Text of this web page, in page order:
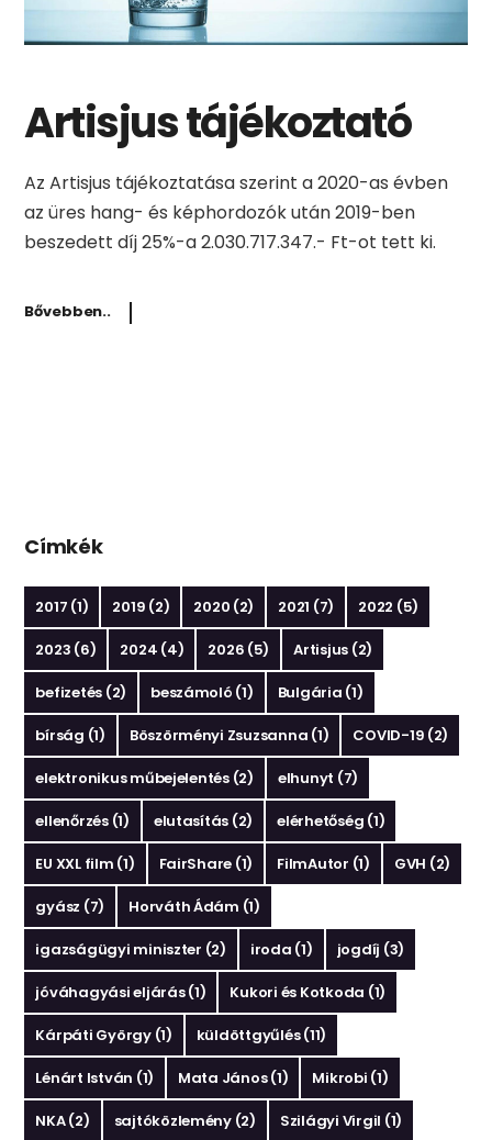
Artisjus tájékoztató
Az Artisjus tájékoztatása szerint a 2020-as évben
az üres hang- és képhordozók után 2019-ben
beszedett díj 25%-a 2.030.717.347.- Ft-ot tett ki.
Bővebben..
Címkék
2017 (1) 2019 (2) 2020 (2) 2021 (7) 2022 (5)
2023 (6) 2024 (4) 2026 (5) Artisjus (2)
befizetés (2) beszámoló (1) Bulgária (1)
bírság (1) Böszörményi Zsuzsanna (1) COVID-19 (2)
elektronikus műbejelentés(2) elhunyt (7)
ellenőrzés(1) elutasítás (2) elérhetőség (1)
EU XXL film (1) FairShare (1) FilmAutor (1) GVH (2)
gyász (7) Horváth Ádám (1)
igazságügyi miniszter (2) iroda (1) jogdíj (3)
jóváhagyási eljárás(1) Kukori és Kotkoda (1)
Kárpáti György(1) küldöttgyűlés(11)
Lénárt István (1) Mata János(1) Mikrobi (1)
NKA(2) sajtóközlemény(2) Szilágyi Virgil (1)